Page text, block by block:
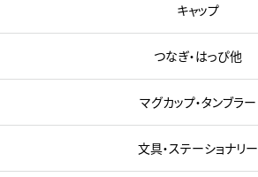
キャップ
つなぎ・はっぴ他
マグカップ・タンブラー
文具・ステーショナリー